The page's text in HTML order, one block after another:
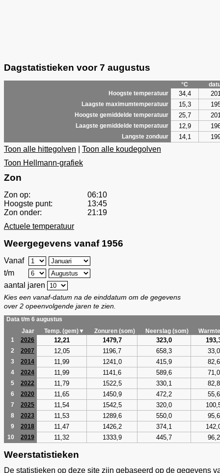
Dagstatistieken voor 7 augustus
°C
Hoogste temperatuur
34,4
Laagste maximumtemperatuur 15,3
Hoogste gemiddelde temperatuur 25,7
Laagste gemiddelde temperatuur 12,9
Langste zonduur 14,1
Toon alle hittegolven
Toon alle koudegolven
Toon Hellmann-grafiek
Zon
Zon op:
06:10
Hoogste punt:
13:45
Zon onder:
21:19
Actuele temperatuur
Weergegevens vanaf 1956
Vanaf
t/m
aantal jaren
Kies een vanaf-datum na de einddatum om de gegevens
over 2 opeenvolgende jaren te zien.
Data t/m 6 augustus
Jaar
Temp. (gem)▼ Zonuren (som) Neerslag (som)
1
2026 12,21 1479,7 323,0
2 2007 12,05 1196,7 658,3 33,0
3 2014 11,99 1241,0 415,9 82,6
4 2024 11,99 1141,6 589,6 71,0
5 2022 11,79 1522,5 330,1 82,8
6 2020 11,65 1450,9 472,2 55,6
7 2025 11,54 1542,5 320,0
8 2023 11,53 1289,6 550,0 95,6
9 2018 11,47 1426,2 374,1
10 2019 11,32 1333,9 445,7 96,2
Weerstatistieken
De statistieken op deze site zijn gebaseerd op de gegevens